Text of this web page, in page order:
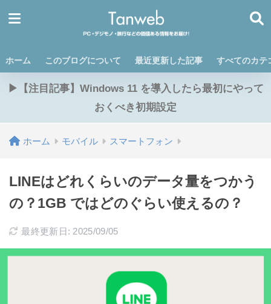
ホーム このブログについて 最近更新した記事 すべてのカテ
▶【注目記事】Windows 11 を導入したら最初にやって
おくべき初期設定
ホーム モバイル スマートフォン
LINEはどれくらいのデータ量をつかう
の？1GB ではどのぐらい使えるの？
最終更新日: 2025/09/05